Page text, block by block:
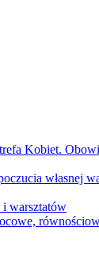
Kobiet.
własnej
warsztatów